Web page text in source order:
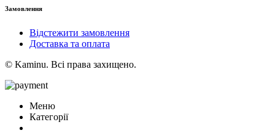
Замовлення
Відстежити замовлення
Доставка та оплата
© Kaminu. Всі права захищено.
Меню
Категорії